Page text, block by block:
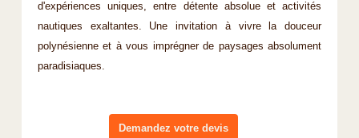
d'expériences uniques, entre détente absolue et activités
nautiques exaltantes. Une invitation à vivre la douceur
polynésienne et à vous imprégner de paysages absolument
paradisiaques.
Demandez votre devis